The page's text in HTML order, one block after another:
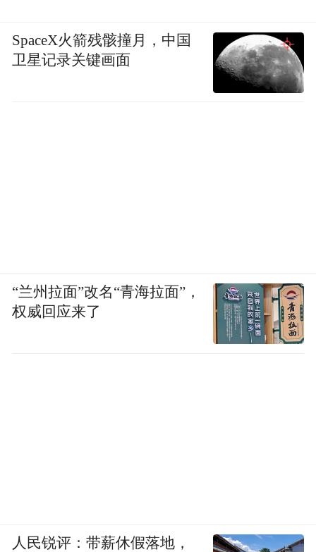
SpaceX火箭残骸撞月，中国
卫星记录关键画面
“兰州拉面”改名“青海拉面”，
权威回应来了
人民锐评：带薪休假落地，